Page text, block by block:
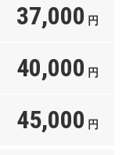
37,000 円
40,000 円
45,000 円